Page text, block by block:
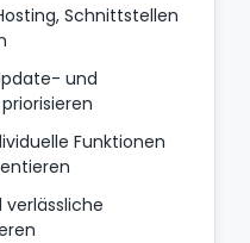
Schnittstellen
und
Funktionen